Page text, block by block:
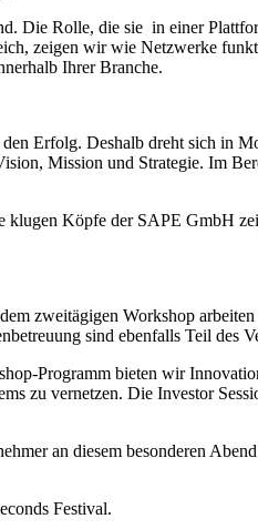
Die Rolle, die sie in einer
zeigen wir wie Netzwerke
Ihrer Branche.
Erfolg. Deshalb dreht sich in
Mission und Strategie. Im
Köpfe der SAPE GmbH
zweitägigen Workshop
sind ebenfalls Teil des
Programm bieten wir
zu vernetzen. Die Investor
an diesem besonderen
Festival.